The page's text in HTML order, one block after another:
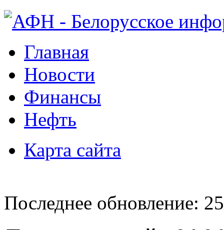
Главная
Новости
Финансы
Нефть
Карта сайта
Последнее обновление: